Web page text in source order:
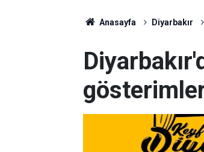
Anasayfa Diyarbakır